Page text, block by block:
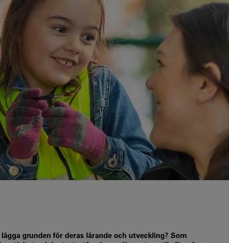
grunden för deras lärande och utveckling? Som